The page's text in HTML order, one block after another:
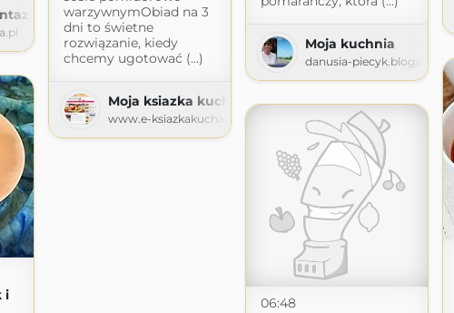
Moja kuchnia
danusia-
warzywnymObiad na 3
dni to świetne
rozwiązanie, kiedy
chcemy ugotować (...)
Moja ksiazka kucharska
www.e-ksiazkakucharska.pl
i
06:48